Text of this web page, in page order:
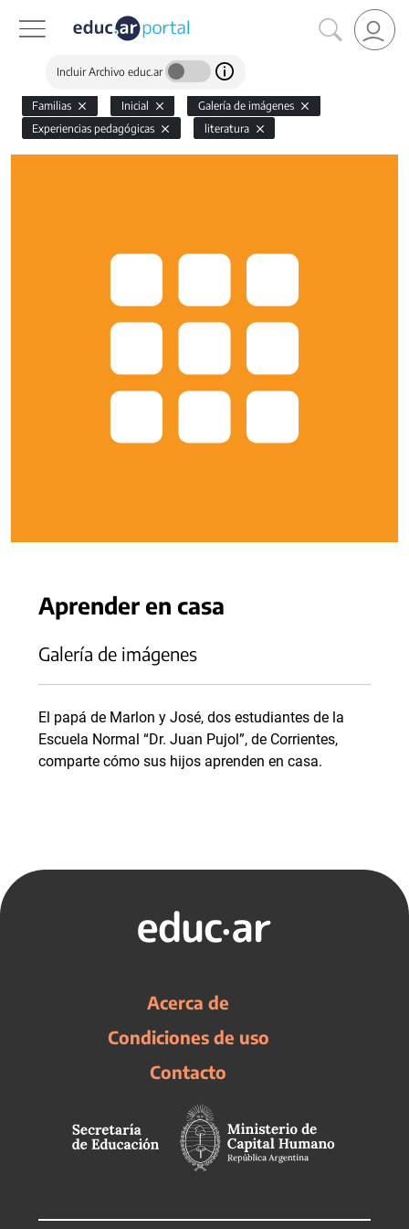
Incluir Archivo educ.ar
Familias Inicial
Galería de imágenes
Experiencias pedagógicas
literatura
Aprender en casa
Galería de imágenes
El papá de Marlon y José, dos estudiantes de la
Escuela Normal “Dr. Juan Pujol”, de Corrientes,
comparte cómo sus hijos aprenden en casa.
Acerca de
Condiciones de uso
Contacto